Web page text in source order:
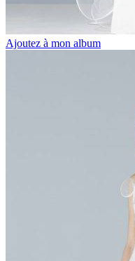
Ajoutez à mon album